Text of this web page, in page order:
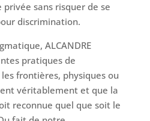
sans risquer de se
discrimination.
ALCANDRE
pratiques de
frontières, physiques ou
véritablement et que la
reconnue quel que soit le